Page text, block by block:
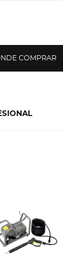
COMPRAR